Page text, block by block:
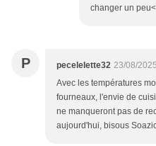
changer un
P pecelelette32 23/08/
Avec les températures
fourneaux, l'envie de
ne manqueront pas de
aujourd'hui, bisous